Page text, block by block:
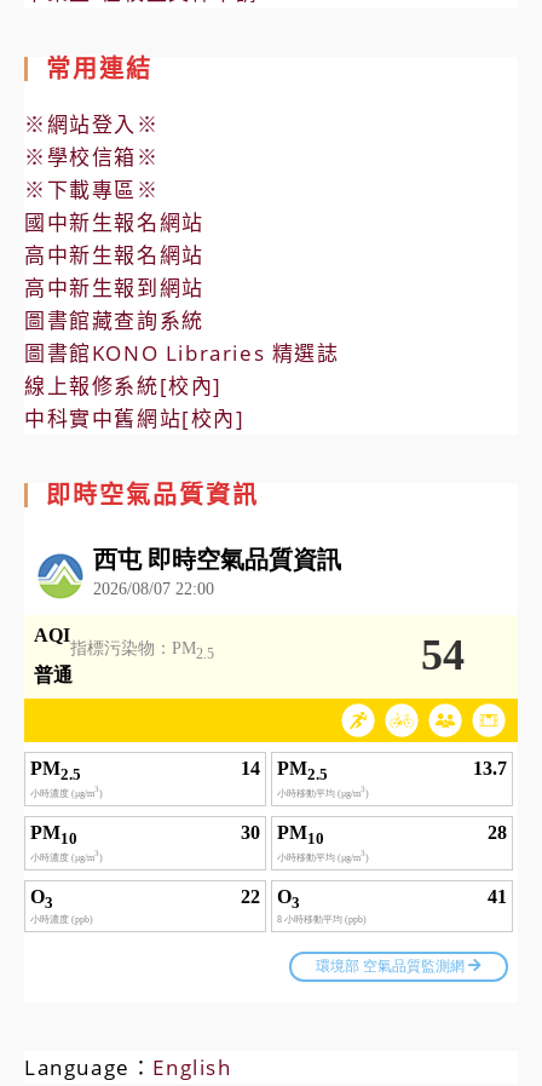
常用連結
※網站登入※
※學校信箱※
※下載專區※
國中新生報名網站
高中新生報名網站
高中新生報到網站
圖書館藏查詢系統
圖書館KONO Libraries 精選誌
線上報修系統[校內]
中科實中舊網站[校內]
即時空氣品質資訊
Language： English